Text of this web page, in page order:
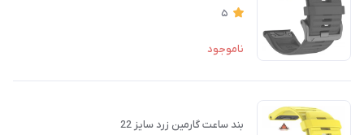
5
ناموجود
بند ساعت گارمین زرد سایز 22